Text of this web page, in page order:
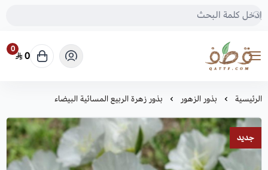
متجر قطف للبذور
0
0
الرئيسية بذور الزهور بذور زهرة الربيع المسائية البيضاء
جديد